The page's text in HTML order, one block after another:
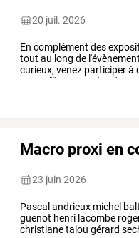
20 juil. 2026
En complément des
tout au long de
curieux,venez participerà
"l'eau trésor"
Macro proxi en
23 juin 2026
Pascal andrieux michel
guenot henri lacombe
christiane talou gérard